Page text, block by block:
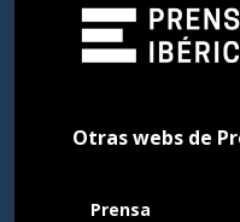
Otras webs de
Prensa